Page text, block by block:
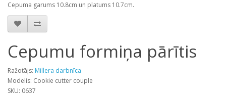
Cepuma garums 10.8cm un platums 10.7cm.
Cepumu formiņa pārītis
Ražotājs: Millera darbnīca
Modelis: Cookie cutter couple
SKU: 0637